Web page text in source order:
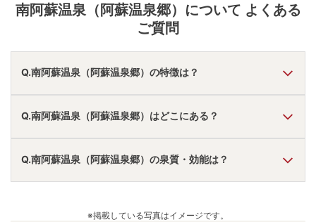
南阿蘇温泉（阿蘇温泉郷） について よくある
ご質問
Q.南阿蘇温泉（阿蘇温泉郷）の特徴は？
A. 温泉・お湯の特徴は とろとろ・さらさら しており、温泉地
の雰囲気は 「静か・落ち着いた」「近くに観光地あり」
と
Q.南阿蘇温泉（阿蘇温泉郷）はどこにある？
A. 南阿蘇温泉（阿蘇温泉郷） は、熊本県阿蘇郡南阿蘇村立野
にあります。
車でお越しの方は、熊本ICから車で約35分。
Q.南阿蘇温泉（阿蘇温泉郷）の泉質・効能は？
れています。※掲載している写真はイメージです。